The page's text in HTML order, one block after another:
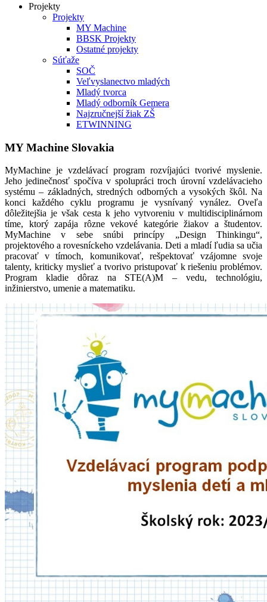
Projekty
Projekty
MY Machine
BBSK Projekty
Ostatné projekty
Súťaže
SOČ
Veľvyslanectvo mladých
Mladý tvorca
Mladý odborník Gemera
Najzručnejší žiak ZŠ
ETWINNING
MY Machine Slovakia
MyMachine je vzdelávací program rozvíjajúci tvorivé myslenie.
Jeho jedinečnosť spočíva v spolupráci troch úrovní vzdelávacieho
systému – základných, stredných odborných a vysokých škôl. Na
konci každého cyklu programu je vysnívaný vynález. Oveľa
dôležitejšia je však cesta k jeho vytvoreniu v multidisciplinárnom
tíme, ktorý zapája rôzne vekové kategórie žiakov a študentov.
MyMachine v sebe snúbi princípy „Design Thinkingu“,
projektového a rovesníckeho vzdelávania. Deti a mladí ľudia sa učia
pracovať v tímoch, komunikovať, rešpektovať vzájomne svoje
talenty, kriticky myslieť a tvorivo pristupovať k riešeniu problémov.
Program kladie dôraz na STE(A)M – vedu, technológiu,
inžinierstvo, umenie a matematiku.